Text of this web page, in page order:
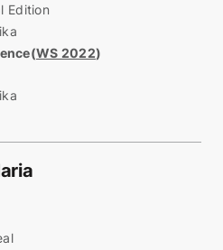
Edition
(WS 2022)